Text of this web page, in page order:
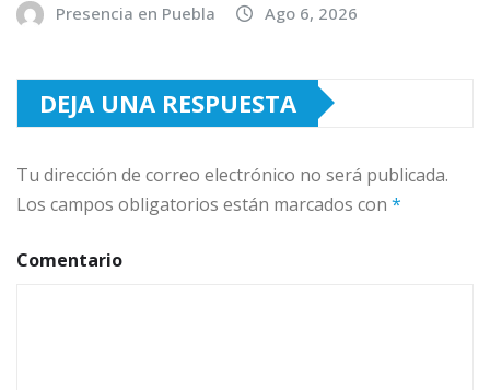
Presencia en Puebla Ago 6, 2026
DEJA UNA RESPUESTA
Tu dirección de correo electrónico no será publicada.
Los campos obligatorios están marcados con *
Comentario